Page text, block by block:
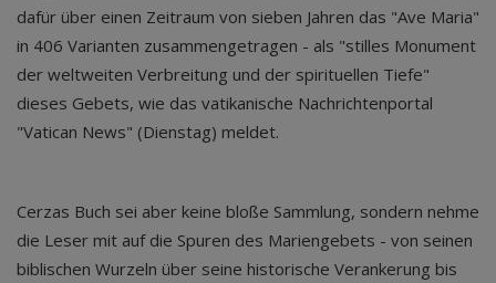
dafür über einen Zeitraum von sieben Jahren das "Ave Maria"
in 406 Varianten zusammengetragen - als "stilles Monument
der weltweiten Verbreitung und der spirituellen Tiefe"
dieses Gebets, wie das vatikanische Nachrichtenportal
"Vatican News" (Dienstag) meldet.
Cerzas Buch sei aber keine bloße Sammlung, sondern nehme
die Leser mit auf die Spuren des Mariengebets - von seinen
biblischen Wurzeln über seine historische Verankerung bis